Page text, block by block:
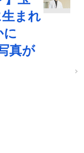
まれ
に
真が